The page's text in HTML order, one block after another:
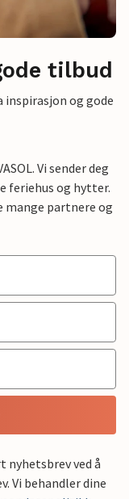
tilbud
og gode
Vi sender deg
feriehus og hytter.
mange partnere og
nyhetsbrev ved å
Vi behandler dine